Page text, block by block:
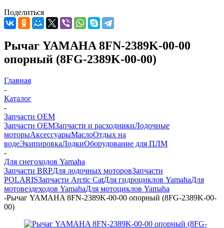
Поделиться
Рычаг YAMAHA 8FN-2389K-00-00
опорный (8FG-2389K-00-00)
Главная
-
Каталог
-
Запчасти OEM
Запчасти OEMЗапчасти и расходникиЛодочные
моторыАксессуарыМаслоОтдых на
водеЭкипировкаЛодкиОборудование для ПЛМ
-
Для снегоходов Yamaha
Запчасти BRPДля лодочных моторовЗапчасти
POLARISЗапчасти Arctic CatДля гидроциклов YamahaДля
мотовездеходов YamahaДля мотоциклов Yamaha
-Рычаг YAMAHA 8FN-2389K-00-00 опорный (8FG-2389K-00-
00)